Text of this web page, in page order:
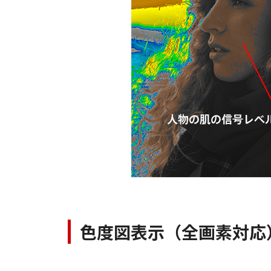
色度図表示（全画素対応